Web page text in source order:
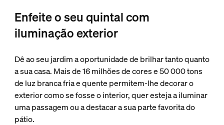
Enfeite o seu quintal com
iluminação exterior
Dê ao seu jardim a oportunidade de brilhar tanto quanto
a sua casa. Mais de 16 milhões de cores e 50 000 tons
de luz branca fria e quente permitem-lhe decorar o
exterior como se fosse o interior, quer esteja a iluminar
uma passagem ou a destacar a sua parte favorita do
pátio.